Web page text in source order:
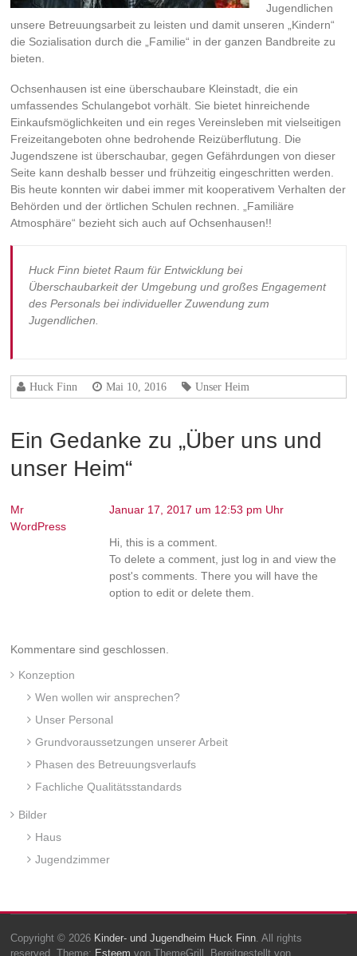
Jugendlichen
unsere Betreuungsarbeit zu leisten und damit unseren „Kindern“
die Sozialisation durch die „Familie“ in der ganzen Bandbreite zu
bieten.
Ochsenhausen ist eine überschaubare Kleinstadt, die ein
umfassendes Schulangebot vorhält. Sie bietet hinreichende
Einkaufsmöglichkeiten und ein reges Vereinsleben mit vielseitigen
Freizeitangeboten ohne bedrohende Reizüberflutung. Die
Jugendszene ist überschaubar, gegen Gefährdungen von dieser
Seite kann deshalb besser und frühzeitig eingeschritten werden.
Bis heute konnten wir dabei immer mit kooperativem Verhalten der
Behörden und der örtlichen Schulen rechnen. „Familiäre
Atmosphäre“ bezieht sich auch auf Ochsenhausen!!
Huck Finn bietet Raum für Entwicklung bei
Überschaubarkeit der Umgebung und großes Engagement
des Personals bei individueller Zuwendung zum
Jugendlichen.
Huck Finn Mai 10, 2016 Unser Heim
Ein Gedanke zu „Über uns und
unser Heim“
Mr
WordPress
Januar 17, 2017 um 12:53 pm Uhr
Hi, this is a comment.
To delete a comment, just log in and view the
post's comments. There you will have the
option to edit or delete them.
Kommentare sind geschlossen.
Konzeption
Wen wollen wir ansprechen?
Unser Personal
Grundvoraussetzungen unserer Arbeit
Phasen des Betreuungsverlaufs
Fachliche Qualitätsstandards
Bilder
Haus
Jugendzimmer
Copyright © 2026 Kinder- und Jugendheim Huck Finn . All rights
reserved. Theme: Esteem von ThemeGrill. Bereitgestellt von